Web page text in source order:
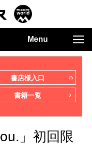
Menu
書店様入口
書籍一覧
」初回限